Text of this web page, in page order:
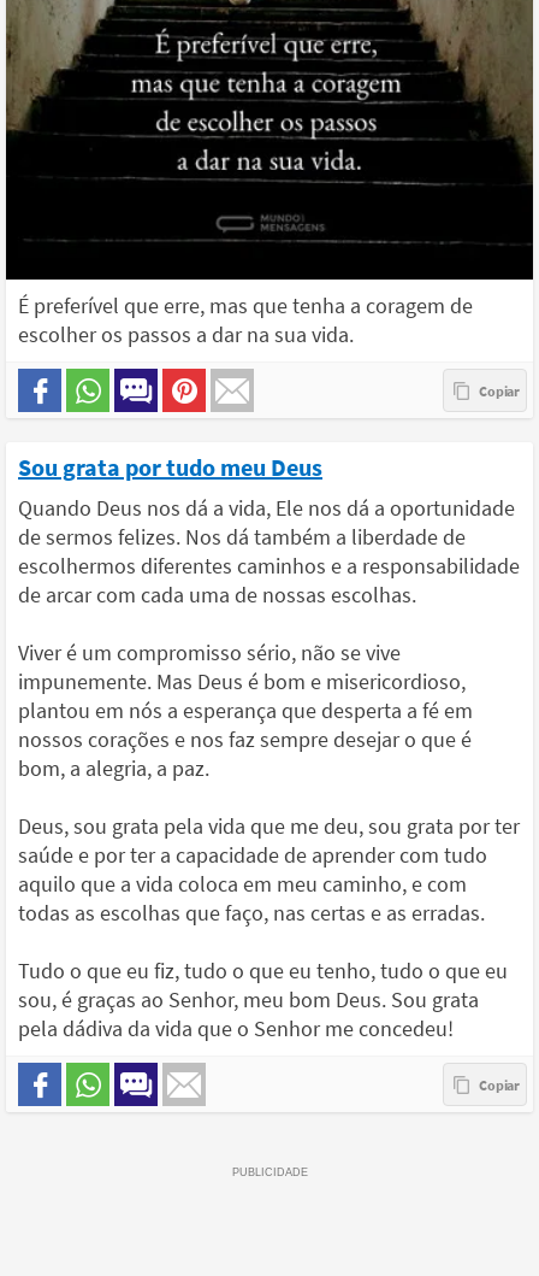
É preferível que erre, mas que tenha a coragem de
escolher os passos a dar na sua vida.
Sou grata por tudo meu Deus
Quando Deus nos dá a vida, Ele nos dá a oportunidade
de sermos felizes. Nos dá também a liberdade de
escolhermos diferentes caminhos e a responsabilidade
de arcar com cada uma de nossas escolhas.
Viver é um compromisso sério, não se vive
impunemente. Mas Deus é bom e misericordioso,
plantou em nós a esperança que desperta a fé em
nossos corações e nos faz sempre desejar o que é
bom, a alegria, a paz.
Deus, sou grata pela vida que me deu, sou grata por ter
saúde e por ter a capacidade de aprender com tudo
aquilo que a vida coloca em meu caminho, e com
todas as escolhas que faço, nas certas e as erradas.
Tudo o que eu fiz, tudo o que eu tenho, tudo o que eu
sou, é graças ao Senhor, meu bom Deus. Sou grata
pela dádiva da vida que o Senhor me concedeu!